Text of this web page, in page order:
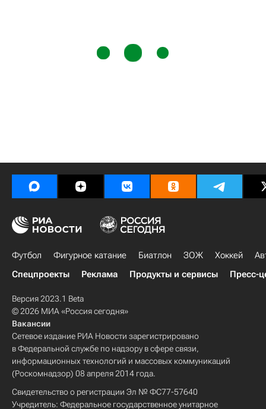
Футбол Фигурное катание Биатлон ЗОЖ Хоккей
Спецпроекты
Реклама Продукты и сервисы Пресс-
Версия 2023.1 Beta
© 2026 МИА «Россия сегодня»
Вакансии
Сетевое издание РИА Новости зарегистрировано
в Федеральной службе по надзору в сфере связи,
информационных технологий и массовых коммуникаций
(Роскомнадзор) 08 апреля 2014 года.
Свидетельство о регистрации Эл № ФС77-57640
Учредитель: Федеральное государственное унитарное